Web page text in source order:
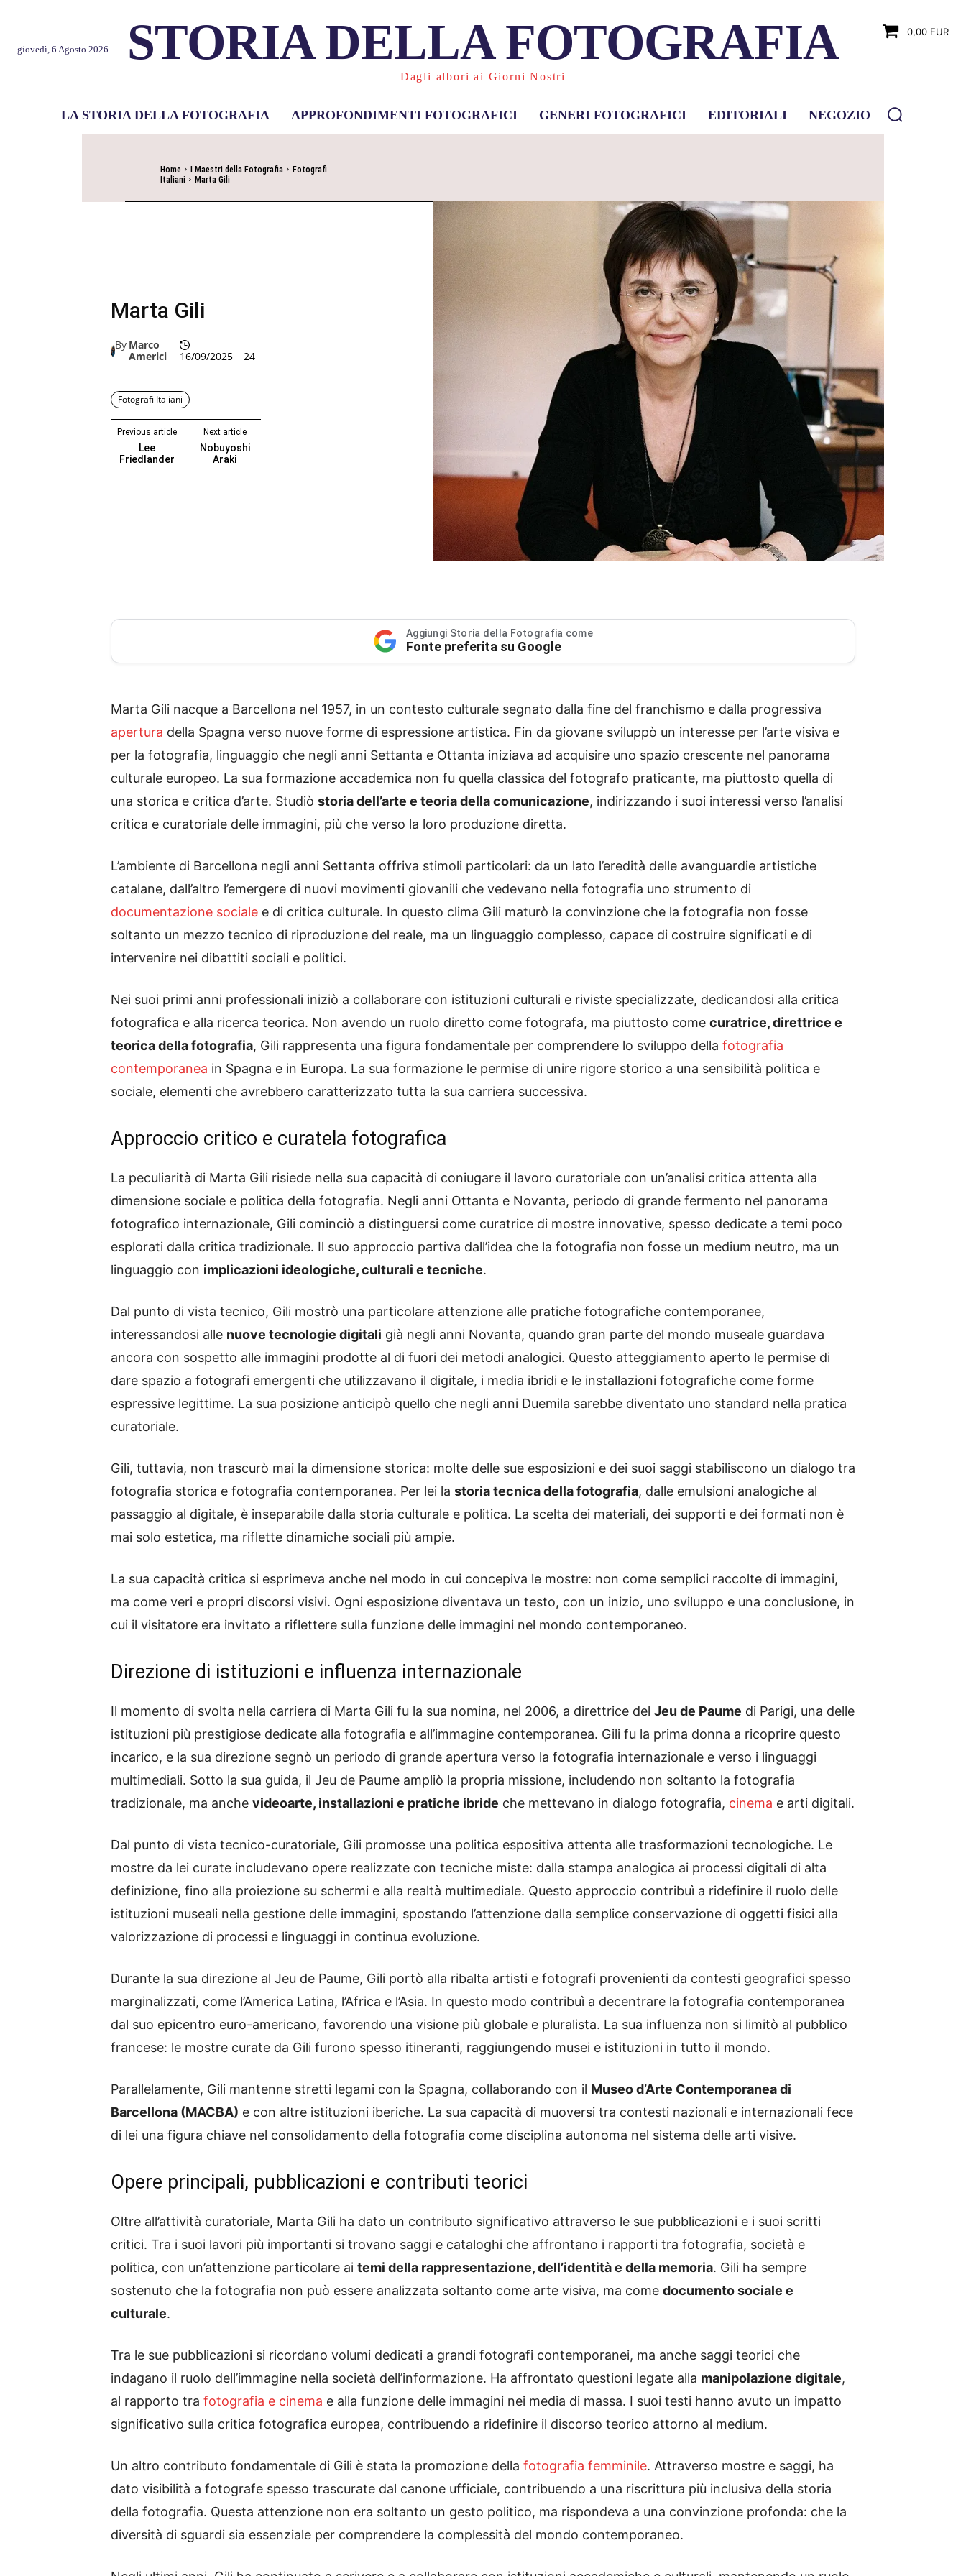
giovedì, 6 Agosto 2026 STORIA DELLA FOTOGRAFIA
Dagli albori ai Giorni Nostri
0,00 EUR
LA STORIA DELLA FOTOGRAFIA APPROFONDIMENTI FOTOGRAFICI GENERI FOTOGRAFICI EDITORIALI NEGOZIO
Home I Maestri della Fotografia
Fotografi
Italiani
Marta Gili
Marta Gili
By Marco
Americi
16/09/2025 24
Fotografi Italiani
Previous article
Lee
Friedlander
Next article
Nobuyoshi
Araki
Aggiungi Storia della Fotografia come
Fonte preferita su Google
Marta Gili nacque a Barcellona nel 1957, in un contesto culturale segnato dalla fine del franchismo e dalla progressiva
apertura della Spagna verso nuove forme di espressione artistica. Fin da giovane sviluppò un interesse per l’arte visiva e
per la fotografia, linguaggio che negli anni Settanta e Ottanta iniziava ad acquisire uno spazio crescente nel panorama
culturale europeo. La sua formazione accademica non fu quella classica del fotografo praticante, ma piuttosto quella di
una storica e critica d’arte. Studiò storia dell’arte e teoria della comunicazione, indirizzando i suoi interessi verso l’analisi
critica e curatoriale delle immagini, più che verso la loro produzione diretta.
L’ambiente di Barcellona negli anni Settanta offriva stimoli particolari: da un lato l’eredità delle avanguardie artistiche
catalane, dall’altro l’emergere di nuovi movimenti giovanili che vedevano nella fotografia uno strumento di
documentazione sociale e di critica culturale. In questo clima Gili maturò la convinzione che la fotografia non fosse
soltanto un mezzo tecnico di riproduzione del reale, ma un linguaggio complesso, capace di costruire significati e di
intervenire nei dibattiti sociali e politici.
Nei suoi primi anni professionali iniziò a collaborare con istituzioni culturali e riviste specializzate, dedicandosi alla critica
fotografica e alla ricerca teorica. Non avendo un ruolo diretto come fotografa, ma piuttosto come curatrice, direttrice e
teorica della fotografia, Gili rappresenta una figura fondamentale per comprendere lo sviluppo della fotografia
contemporanea in Spagna e in Europa. La sua formazione le permise di unire rigore storico a una sensibilità politica e
sociale, elementi che avrebbero caratterizzato tutta la sua carriera successiva.
Approccio critico e curatela fotografica
La peculiarità di Marta Gili risiede nella sua capacità di coniugare il lavoro curatoriale con un’analisi critica attenta alla
dimensione sociale e politica della fotografia. Negli anni Ottanta e Novanta, periodo di grande fermento nel panorama
fotografico internazionale, Gili cominciò a distinguersi come curatrice di mostre innovative, spesso dedicate a temi poco
esplorati dalla critica tradizionale. Il suo approccio partiva dall’idea che la fotografia non fosse un medium neutro, ma un
linguaggio con implicazioni ideologiche, culturali e tecniche.
Dal punto di vista tecnico, Gili mostrò una particolare attenzione alle pratiche fotografiche contemporanee,
interessandosi alle nuove tecnologie digitali già negli anni Novanta, quando gran parte del mondo museale guardava
ancora con sospetto alle immagini prodotte al di fuori dei metodi analogici. Questo atteggiamento aperto le permise di
dare spazio a fotografi emergenti che utilizzavano il digitale, i media ibridi e le installazioni fotografiche come forme
espressive legittime. La sua posizione anticipò quello che negli anni Duemila sarebbe diventato uno standard nella pratica
curatoriale.
Gili, tuttavia, non trascurò mai la dimensione storica: molte delle sue esposizioni e dei suoi saggi stabiliscono un dialogo tra
fotografia storica e fotografia contemporanea. Per lei la storia tecnica della fotografia, dalle emulsioni analogiche al
passaggio al digitale, è inseparabile dalla storia culturale e politica. La scelta dei materiali, dei supporti e dei formati non è
mai solo estetica, ma riflette dinamiche sociali più ampie.
La sua capacità critica si esprimeva anche nel modo in cui concepiva le mostre: non come semplici raccolte di immagini,
ma come veri e propri discorsi visivi. Ogni esposizione diventava un testo, con un inizio, uno sviluppo e una conclusione, in
cui il visitatore era invitato a riflettere sulla funzione delle immagini nel mondo contemporaneo.
Direzione di istituzioni e influenza internazionale
Il momento di svolta nella carriera di Marta Gili fu la sua nomina, nel 2006, a direttrice del Jeu de Paume di Parigi, una delle
istituzioni più prestigiose dedicate alla fotografia e all’immagine contemporanea. Gili fu la prima donna a ricoprire questo
incarico, e la sua direzione segnò un periodo di grande apertura verso la fotografia internazionale e verso i linguaggi
multimediali. Sotto la sua guida, il Jeu de Paume ampliò la propria missione, includendo non soltanto la fotografia
tradizionale, ma anche videoarte, installazioni e pratiche ibride che mettevano in dialogo fotografia, cinema e arti digitali.
Dal punto di vista tecnico-curatoriale, Gili promosse una politica espositiva attenta alle trasformazioni tecnologiche. Le
mostre da lei curate includevano opere realizzate con tecniche miste: dalla stampa analogica ai processi digitali di alta
definizione, fino alla proiezione su schermi e alla realtà multimediale. Questo approccio contribuì a ridefinire il ruolo delle
istituzioni museali nella gestione delle immagini, spostando l’attenzione dalla semplice conservazione di oggetti fisici alla
valorizzazione di processi e linguaggi in continua evoluzione.
Durante la sua direzione al Jeu de Paume, Gili portò alla ribalta artisti e fotografi provenienti da contesti geografici spesso
marginalizzati, come l’America Latina, l’Africa e l’Asia. In questo modo contribuì a decentrare la fotografia contemporanea
dal suo epicentro euro-americano, favorendo una visione più globale e pluralista. La sua influenza non si limitò al pubblico
francese: le mostre curate da Gili furono spesso itineranti, raggiungendo musei e istituzioni in tutto il mondo.
Parallelamente, Gili mantenne stretti legami con la Spagna, collaborando con il Museo d’Arte Contemporanea di
Barcellona (MACBA) e con altre istituzioni iberiche. La sua capacità di muoversi tra contesti nazionali e internazionali fece
di lei una figura chiave nel consolidamento della fotografia come disciplina autonoma nel sistema delle arti visive.
Opere principali, pubblicazioni e contributi teorici
Oltre all’attività curatoriale, Marta Gili ha dato un contributo significativo attraverso le sue pubblicazioni e i suoi scritti
critici. Tra i suoi lavori più importanti si trovano saggi e cataloghi che affrontano i rapporti tra fotografia, società e
politica, con un’attenzione particolare ai temi della rappresentazione, dell’identità e della memoria. Gili ha sempre
sostenuto che la fotografia non può essere analizzata soltanto come arte visiva, ma come documento sociale e
culturale.
Tra le sue pubblicazioni si ricordano volumi dedicati a grandi fotografi contemporanei, ma anche saggi teorici che
indagano il ruolo dell’immagine nella società dell’informazione. Ha affrontato questioni legate alla manipolazione digitale,
al rapporto tra fotografia e cinema e alla funzione delle immagini nei media di massa. I suoi testi hanno avuto un impatto
significativo sulla critica fotografica europea, contribuendo a ridefinire il discorso teorico attorno al medium.
Un altro contributo fondamentale di Gili è stata la promozione della fotografia femminile. Attraverso mostre e saggi, ha
dato visibilità a fotografe spesso trascurate dal canone ufficiale, contribuendo a una riscrittura più inclusiva della storia
della fotografia. Questa attenzione non era soltanto un gesto politico, ma rispondeva a una convinzione profonda: che la
diversità di sguardi sia essenziale per comprendere la complessità del mondo contemporaneo.